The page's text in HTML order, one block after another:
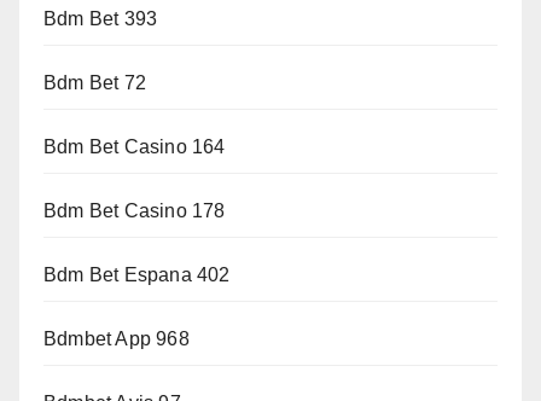
Bdm Bet 393
Bdm Bet 72
Bdm Bet Casino 164
Bdm Bet Casino 178
Bdm Bet Espana 402
Bdmbet App 968